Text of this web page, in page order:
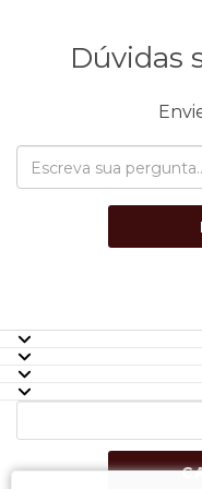
Dúvidas